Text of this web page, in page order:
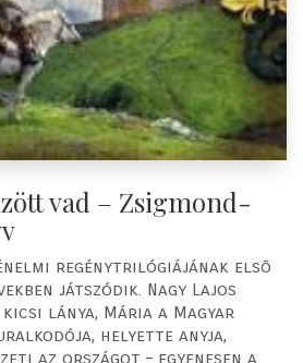
vad – Zsigmond-
regénytrilógiájának elsõ
játszódik. Nagy Lajos
lánya, Mária a Magyar
helyette anyja,
az országot – egyenesen a